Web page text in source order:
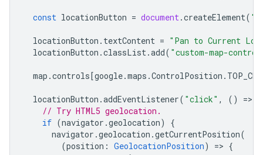
const locationButton = document.createElement(
locationButton . textContent = "Pan to Current
locationButton .classList.add( "custom-map-
map .controls[google.maps .ControlPosition .
locationButton .addEventListener( "click" , () =>
// Try HTML5 geolocation.
if (navigator .geolocation)
{
navigator .geolocation .getCurrentPosition(
(position : GeolocationPosition) => {